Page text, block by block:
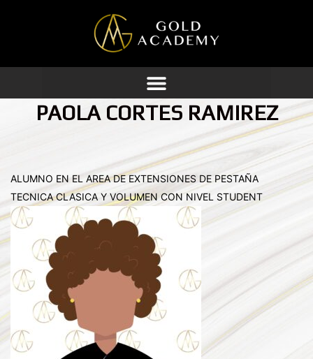
contenido
PAOLA CORTES RAMIREZ
ALUMNO EN EL AREA DE EXTENSIONES DE PESTAÑA
TECNICA CLASICA Y VOLUMEN CON NIVEL STUDENT